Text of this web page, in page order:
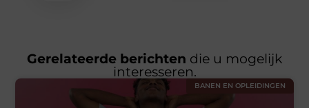
Gerelateerde berichten die u mogelijk
interesseren.
BANEN EN OPLEIDINGEN